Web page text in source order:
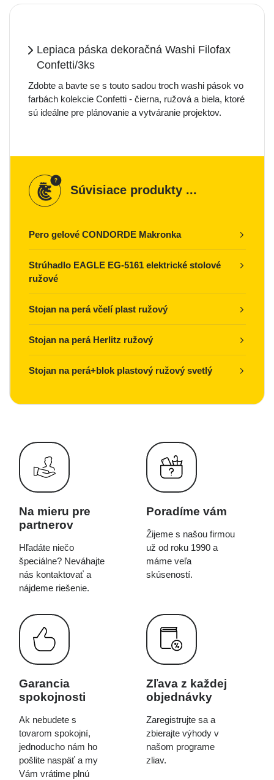
Lepiaca páska dekoračná Washi Filofax
Confetti/3ks
Zdobte a bavte se s touto sadou troch washi pások vo
farbách kolekcie Confetti - čierna, ružová a biela, ktoré
sú ideálne pre plánovanie a vytváranie projektov.
Súvisiace produkty ...
Pero gelové CONDORDE Makronka
Strúhadlo EAGLE EG-5161 elektrické stolové
ružové
Stojan na perá včelí plast ružový
Stojan na perá Herlitz ružový
Stojan na perá+blok plastový ružový svetlý
Na mieru pre
partnerov
Hľadáte niečo
špeciálne? Neváhajte
nás kontaktovať a
nájdeme riešenie.
Poradíme vám
Žijeme s našou firmou
už od roku 1990 a
máme veľa
skúseností.
Garancia
spokojnosti
Ak nebudete s
tovarom spokojní,
jednoducho nám ho
pošlite naspäť a my
Vám vrátime plnú
Zľava z každej
objednávky
Zaregistrujte sa a
zbierajte výhody v
našom programe
zliav.